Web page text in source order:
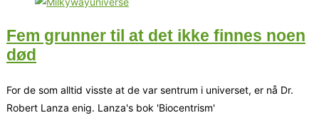
Fem grunner til at det ikke finnes noen
død
For de som alltid visste at de var sentrum i universet, er nå Dr.
Robert Lanza enig. Lanza's bok 'Biocentrism'